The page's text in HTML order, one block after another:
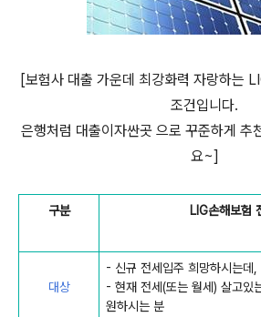
[보험사 대출 가운데 최강화력 자랑하는
조건입니다.
은행처럼 대출이자싼곳 으로 꾸준하게 추
요~]
구분 LIG손해보험
대상
- 신규 전세입주 희망하시는데
- 현재 전세(또는 월세) 살고있
원하시는 분